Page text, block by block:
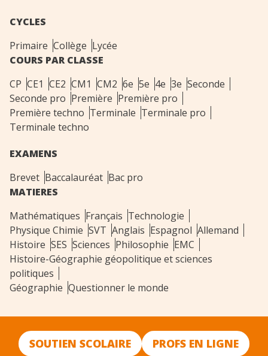
CYCLES
Primaire Collège Lycée
COURS PAR CLASSE
CP CE1 CE2 CM1 CM2 6e 5e 4e 3e Seconde
Seconde pro Première Première pro
Première techno Terminale Terminale pro
Terminale techno
EXAMENS
Brevet Baccalauréat Bac pro
MATIERES
Mathématiques Français Technologie
Physique Chimie SVT Anglais Espagnol Allemand
Histoire SES Sciences Philosophie EMC
Histoire-Géographie géopolitique et sciences
politiques
Géographie Questionner le monde
SOUTIEN SCOLAIRE PROFS EN LIGNE